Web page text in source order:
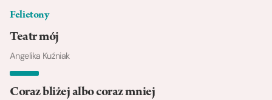
Felietony
Teatr mój
Angelika Kuźniak
Coraz bliżej albo coraz mniej